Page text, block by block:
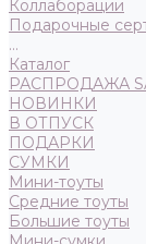
Коллаборации
Подарочные
...
Каталог
РАСПРОДАЖА
НОВИНКИ
В ОТПУСК
ПОДАРКИ
СУМКИ
Мини-тоуты
Средние тоуты
Большие тоуты